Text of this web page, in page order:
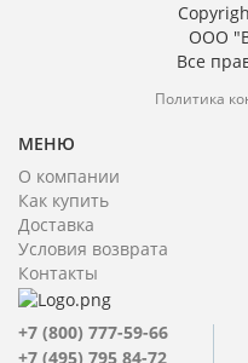
ООО
Все
Политика
МЕНЮ
О компании
Как купить
Доставка
Условия возврата
Контакты
+7 (800) 777-59-66
+7 (495) 795 84-72